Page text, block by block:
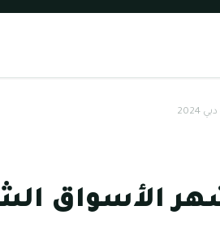
الأسواق